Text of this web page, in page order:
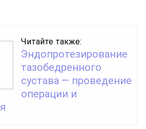
Читайте также:
Эндопротезирование
тазобедренного
сустава — проведение
операции и